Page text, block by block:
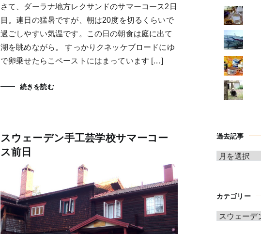
さて、ダーラナ地方レクサンドのサマーコース2日
目。連日の猛暑ですが、朝は20度を切るくらいで
過ごしやすい気温です。この日の朝食は庭に出て
湖を眺めながら。 すっかりクネッケブロードにゆ
で卵乗せたらこペーストにはまっています […]
続きを読む
スウェーデン手工芸学校サマーコー
ス前日
過去記事
ア
ブ
カテゴリー
カ